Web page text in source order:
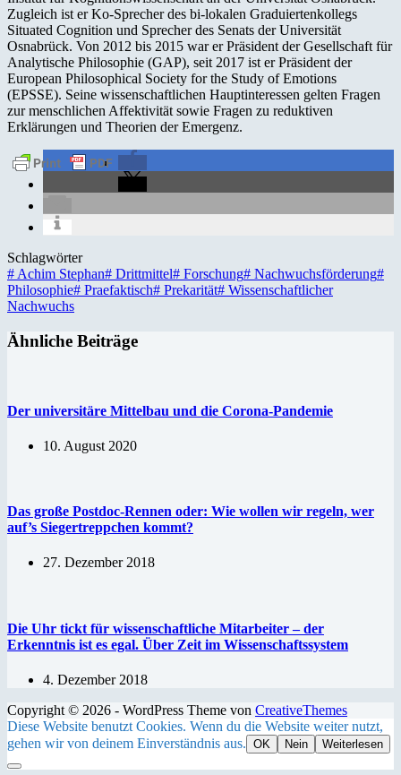
Zugleich ist er Ko-Sprecher des bi-lokalen Graduiertenkollegs
Situated Cognition und Sprecher des Senats der Universität
Osnabrück. Von 2012 bis 2015 war er Präsident der Gesellschaft für
Analytische Philosophie (GAP), seit 2017 ist er Präsident der
European Philosophical Society for the Study of Emotions
(EPSSE). Seine wissenschaftlichen Hauptinteressen gelten Fragen
zur menschlichen Affektivität sowie Fragen zu reduktiven
Erklärungen und Theorien der Emergenz.
Schlagwörter
# Achim Stephan# Drittmittel# Forschung# Nachwuchsförderung#
Philosophie# Praefaktisch# Prekarität# Wissenschaftlicher
Nachwuchs
Ähnliche Beiträge
Der universitäre Mittelbau und die Corona-Pandemie
10. August 2020
Das große Postdoc-Rennen oder: Wie wollen wir regeln, wer
auf’s Siegertreppchen kommt?
27. Dezember 2018
Die Uhr tickt für wissenschaftliche Mitarbeiter – der
Erkenntnis ist es egal. Über Zeit im Wissenschaftssystem
4. Dezember 2018
Copyright © 2026 - WordPress Theme von CreativeThemes
Diese Website benutzt Cookies. Wenn du die Website weiter nutzt,
gehen wir von deinem Einverständnis aus. OK Nein Weiterlesen